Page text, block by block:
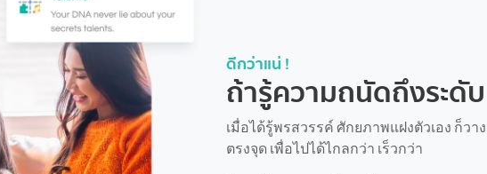
ดีกว่าแน่ !
ถ้ารู้ความถนัดถึงระดั
เมื่อได้รู้พรสวรรค์ ศักยภาพแฝงตัวเอง ก็ว
ตรงจุด เพื่อไปได้ไกลกว่า เร็วกว่า